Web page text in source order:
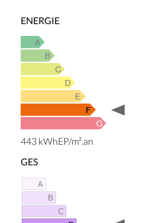
ENERGIE
443 kWhEP/m².an
GES